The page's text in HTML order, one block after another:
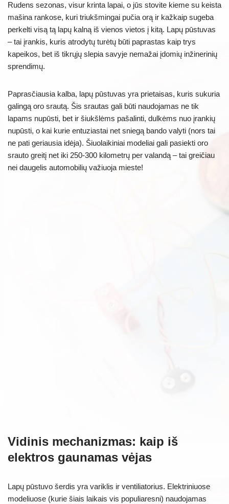
Rudens sezonas, visur krinta lapai, o jūs stovite kieme su keista
mašina rankose, kuri triukšmingai pučia orą ir kažkaip sugeba
perkelti visą tą lapų kalną iš vienos vietos į kitą. Lapų pūstuvas
– tai įrankis, kuris atrodytų turėtų būti paprastas kaip trys
kapeikos, bet iš tikrųjų slepia savyje nemažai įdomių inžinerinių
sprendimų.
Paprasčiausia kalba, lapų pūstuvas yra prietaisas, kuris sukuria
galingą oro srautą. Šis srautas gali būti naudojamas ne tik
lapams nupūsti, bet ir šiukšlėms pašalinti, dulkėms nuo įrankių
nupūsti, o kai kurie entuziastai net sniegą bando valyti (nors tai
ne pati geriausia idėja). Šiuolaikiniai modeliai gali pasiekti oro
srauto greitį net iki 250-300 kilometrų per valandą – tai greičiau
nei daugelis automobilių važiuoja mieste!
Vidinis mechanizmas: kaip iš
elektros gaunamas vėjas
Lapų pūstuvo šerdis yra variklis ir ventiliatorius. Elektriniuose
modeliuose (kurie šiais laikais vis populiaresni) naudojamas